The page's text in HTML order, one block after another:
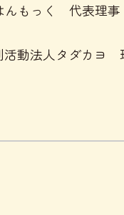
んもっく 代表
活動法人タダカ